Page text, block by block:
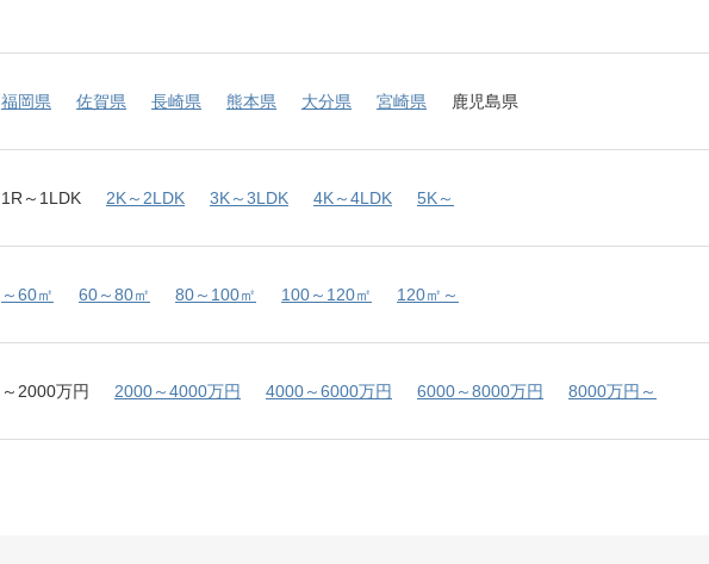
福岡県 佐賀県 長崎県 熊本県 大分県 宮崎県 鹿児島県
1R～1LDK 2K～2LDK 3K～3LDK 4K～4LDK 5K～
～60㎡ 60～80㎡ 80～100㎡ 100～120㎡ 120㎡～
～2000万円 2000～4000万円 4000～6000万円 6000～8000万円 8000万円～